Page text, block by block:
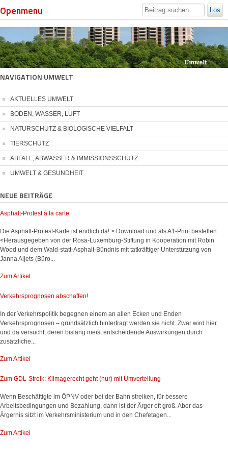
Openmenu Los
NAVIGATION UMWELT
AKTUELLES UMWELT
BODEN, WASSER, LUFT
NATURSCHUTZ & BIOLOGISCHE VIELFALT
TIERSCHUTZ
ABFALL, ABWASSER & IMMISSIONSSCHUTZ
UMWELT & GESUNDHEIT
NEUE BEITRÄGE
Asphalt-Protest à la carte
Die Asphalt-Protest-Karte ist endlich da! > Download und als A1-Print bestellen
<Herausgegeben von der Rosa-Luxemburg-Stiftung in Kooperation mit Robin
Wood und dem Wald-statt-Asphalt-Bündnis mit tatkräftiger Unterstützung von
Janna Aljets (Büro...
Zum Artikel
Verkehrsprognosen abschaffen!
In der Verkehrspolitik begegnen einem an allen Ecken und Enden
Verkehrsprognosen – grundsätzlich hinterfragt werden sie nicht. Zwar wird hier
und da versucht, deren bislang meist entscheidende Auswirkungen durch
zusätzliche...
Zum Artikel
Zum GDL-Streik: Klimagerecht geht (nur) mit Umverteilung
Wenn Beschäftigte im ÖPNV oder bei der Bahn streiken, für bessere
Arbeitsbedingungen und Bezahlung, dann ist der Ärger oft groß. Aber das
Ärgernis sitzt im Verkehrsministerium und in den Chefetagen...
Zum Artikel